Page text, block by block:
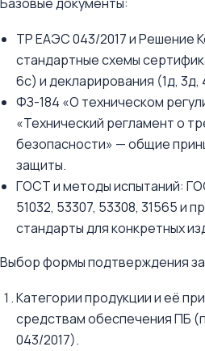
ТР ЕАЭС 043/2017 и Решение
стандартные схемы
6с) и декларирования (1д, 3д,
ФЗ-184 «О техническом
«Технический регламент о
безопасности» — общие
защиты.
ГОСТ и методы испытаний:
51032, 53307, 53308, 31565 и
стандарты для конкретных
Выбор формы подтверждения
Категории продукции и её
средствам обеспечения ПБ
043/2017).